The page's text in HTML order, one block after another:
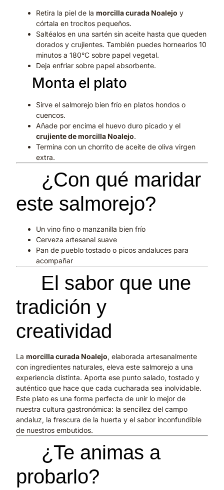
Retira la piel de lamorcilla curada Noalejo y
córtala en trocitos pequeños.
Saltéalos en una sartén sin aceite hasta que queden
dorados y crujientes. También puedes hornearlos 10
minutos a 180°C sobre papel vegetal.
Deja enfriar sobre papel absorbente.
Monta el plato
Sirve el salmorejo bien frío en platos hondos o
cuencos.
Añade por encima el huevo duro picado y el
crujiente de morcilla Noalejo.
Termina con un chorrito de aceite de oliva virgen
extra.
¿Con qué maridar
este salmorejo?
Un vino fino o manzanilla bien frío
Cerveza artesanal suave
Pan de pueblo tostado o picos andaluces para
acompañar
El sabor que une
tradición y
creatividad
Lamorcilla curada Noalejo, elaborada artesanalmente
con ingredientes naturales, eleva este salmorejo a una
experiencia distinta. Aporta ese punto salado, tostado y
auténtico que hace que cada cucharada sea inolvidable.
Este plato es una forma perfecta de unir lo mejor de
nuestra cultura gastronómica: la sencillez del campo
andaluz, la frescura de la huerta y el sabor inconfundible
de nuestros embutidos.
¿Te animas a
probarlo?